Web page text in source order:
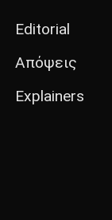
Editorial
Απόψεις
Explainers